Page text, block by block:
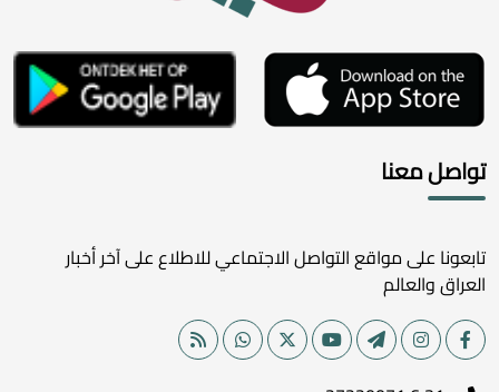
تواصل معنا
تابعونا على مواقع التواصل الاجتماعي للاطلاع على آخر أخبار
العراق والعالم